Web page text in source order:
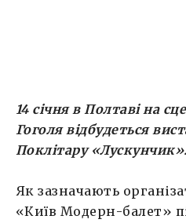
14 сiчняв Полтаві на
Гоголявідбудеться
Поклітару «Лускунчик».
Як зазначають
«Київ Модерн-балет»